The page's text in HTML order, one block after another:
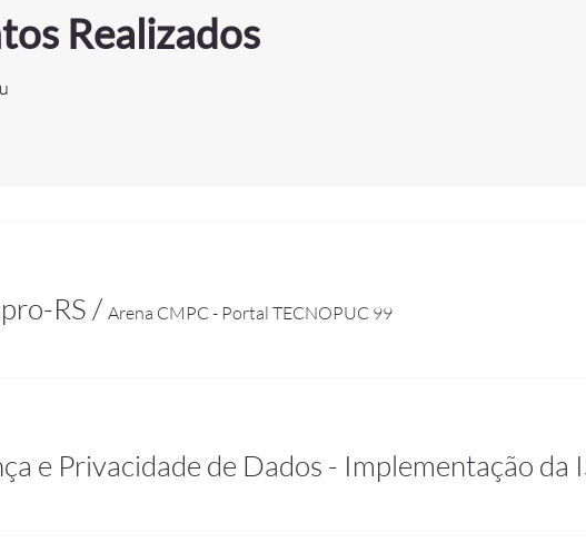
Realizados
RS /Arena CMPC - Portal TECNOPUC 99
e Privacidade de Dados - Implementação da